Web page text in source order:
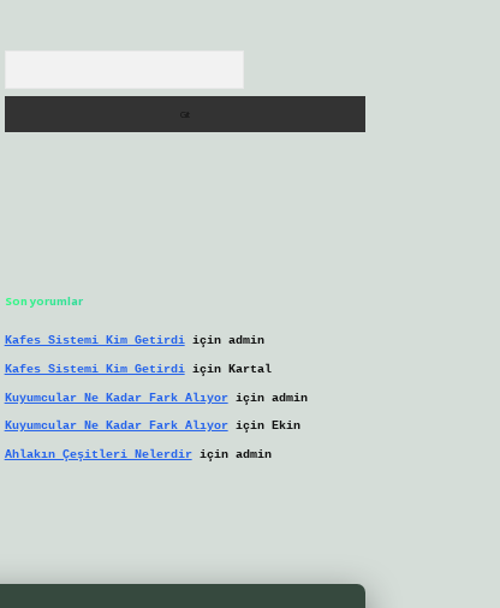
Son yorumlar
Kafes Sistemi Kim Getirdiiçin admin
Kafes Sistemi Kim Getirdiiçin Kartal
Kuyumcular Ne Kadar Fark Alıyoriçin admin
Kuyumcular Ne Kadar Fark Alıyoriçin Ekin
Ahlakın Çeşitleri Nelerdiriçin admin